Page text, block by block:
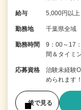
給与 5,000円以
勤務地 千葉県全域
勤務時間
9：00～17
間＆タイミ
応募資格
治験未経験
められます！
後で見る